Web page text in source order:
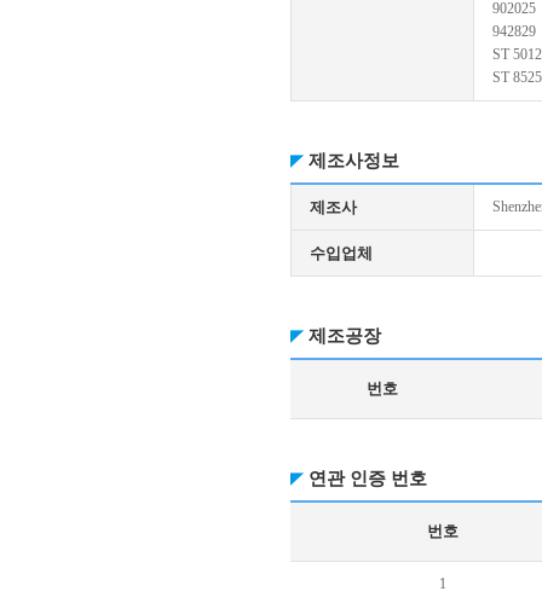
902025
942829
ST
ST
제조사정보
제조사
수입업체
제조공장
번호
연관 인증 번호
번호
1